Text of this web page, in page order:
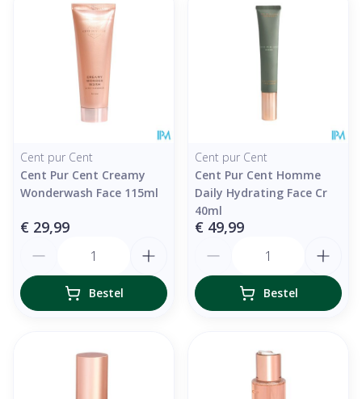
Cent pur Cent
Cent Pur Cent Creamy
Wonderwash Face 115ml
€ 29,99
Bestel
Cent pur Cent
Cent Pur Cent Homme
Daily Hydrating Face Cr
40ml
€ 49,99
Bestel